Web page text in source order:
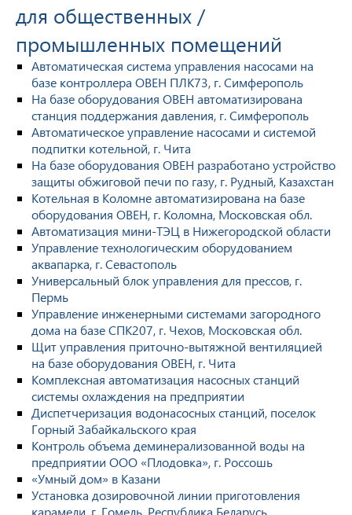
для общественных /
промышленных помещений
Автоматическая система управления насосами на
базе контроллера ОВЕН ПЛК73, г. Симферополь
На базе оборудования ОВЕН автоматизирована
станция поддержания давления, г. Симферополь
Автоматическое управление насосами и системой
подпитки котельной, г. Чита
На базе оборудования ОВЕН разработано устройство
защиты обжиговой печи по газу, г. Рудный, Казахстан
Котельная в Коломне автоматизирована на базе
оборудования ОВЕН, г. Коломна, Московская обл.
Автоматизация мини-ТЭЦ в Нижегородской области
Управление технологическим оборудованием
аквапарка, г. Севастополь
Универсальный блок управления для прессов, г.
Пермь
Управление инженерными системами загородного
дома на базе СПК207, г. Чехов, Московская обл.
Щит управления приточно-вытяжной вентиляцией
на базе оборудования ОВЕН, г. Чита
Комплексная автоматизация насосных станций
системы охлаждения на предприятии
Диспетчеризация водонасосных станций, поселок
Горный Забайкальского края
Контроль объема деминерализованной воды на
предприятии ООО «Плодовка», г. Россошь
«Умный дом» в Казани
Установка дозировочной линии приготовления
карамели, г. Гомель, Республика Беларусь